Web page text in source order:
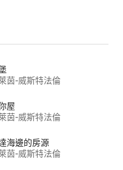
茵-威斯特法倫
屋
茵-威斯特法倫
海邊的房源
茵-威斯特法倫